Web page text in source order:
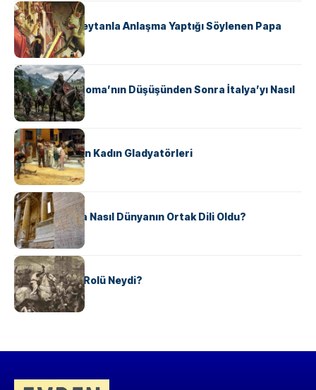
KÜLTÜR
II. Silvester: Şeytanla Anlaşma Yaptığı Söylenen Papa
KÜLTÜR
Ostrogotlar Roma’nın Düşüşünden Sonra İtalya’yı Nasıl
Ele Geçirdi?
KÜLTÜR
Antik Roma’nın Kadın Gladyatörleri
KÜLTÜR
Antik Yunanca Nasıl Dünyanın Ortak Dili Oldu?
KÜLTÜR
Valdensler’in Rolü Neydi?